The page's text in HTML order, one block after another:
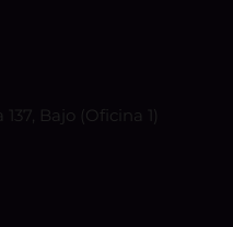
Bajo (Oficina 1)